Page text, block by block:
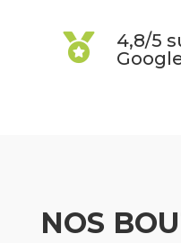

4,8/5
NOS